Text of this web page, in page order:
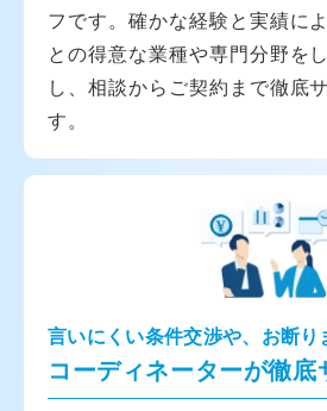
フです。確かな経験と実績に
との得意な業種や専門分野を
し、相談からご契約まで徹底
す。
言いにくい条件交渉や、お断り
コーディネーターが徹底